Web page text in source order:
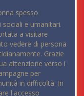
spesso
e umanitari.
a visitare
vedere di persona
Grazie
attenzione verso i
per
in difficoltà. In
l'accesso